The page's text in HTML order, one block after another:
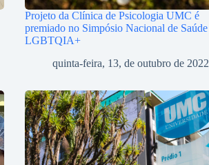
Projeto da Clínica de Psicologia UMC é
premiado no Simpósio Nacional de Saúde
LGBTQIA+
quinta-feira, 13, de outubro de 2022